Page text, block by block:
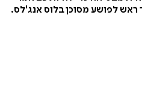
לפושע מסוכן בלוס אנג'לס.